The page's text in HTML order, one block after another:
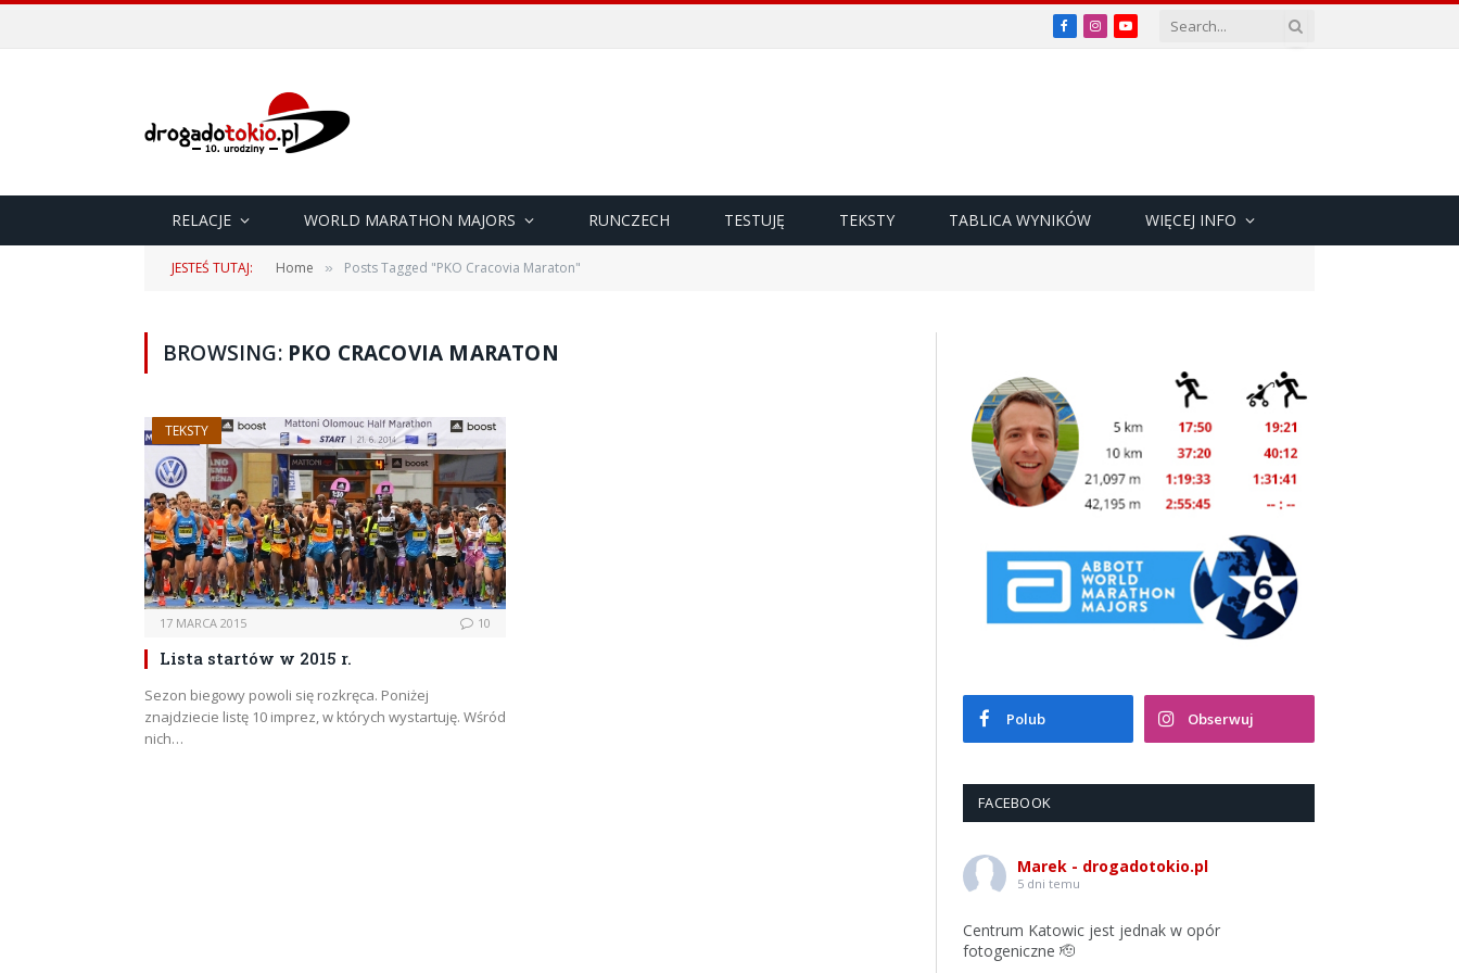
Facebook
InstagramYouTube
RELACJE WORLD MARATHON MAJORS RUNCZECH TESTUJĘ TEKSTY TABLICA WYNIKÓW WIĘCEJ INFO
JESTEŚ TUTAJ: Home » Posts Tagged "PKO Cracovia Maraton"
BROWSING: PKO CRACOVIA MARATON
TEKSTY
17 MARCA 2015 10
Lista startów w 2015 r.
Sezon biegowy powoli się rozkręca. Poniżej
znajdziecie listę 10 imprez, w których wystartuję. Wśród
nich…
Polub Obserwuj
FACEBOOK
Marek - drogadotokio.pl
5 dni temu
Centrum Katowic jest jednak w opór
fotogeniczne 🫡